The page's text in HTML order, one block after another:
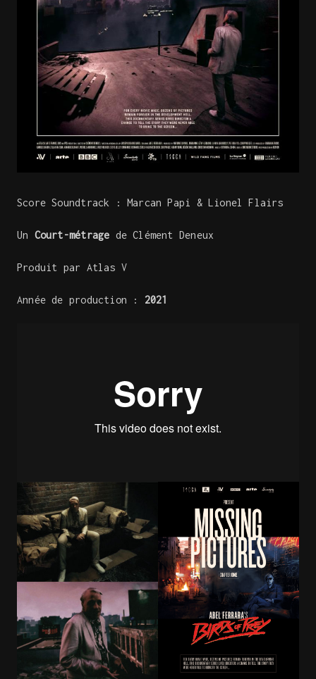
Score Soundtrack : Marcan Papi & Lionel Flairs
Un Court-métrage de Clément Deneux
Produit par Atlas V
Année de production : 2021